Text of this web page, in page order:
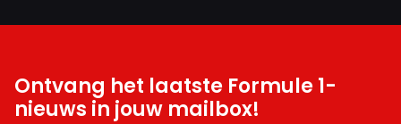
Ontvang het laatste Formule 1-
nieuws in jouw mailbox!